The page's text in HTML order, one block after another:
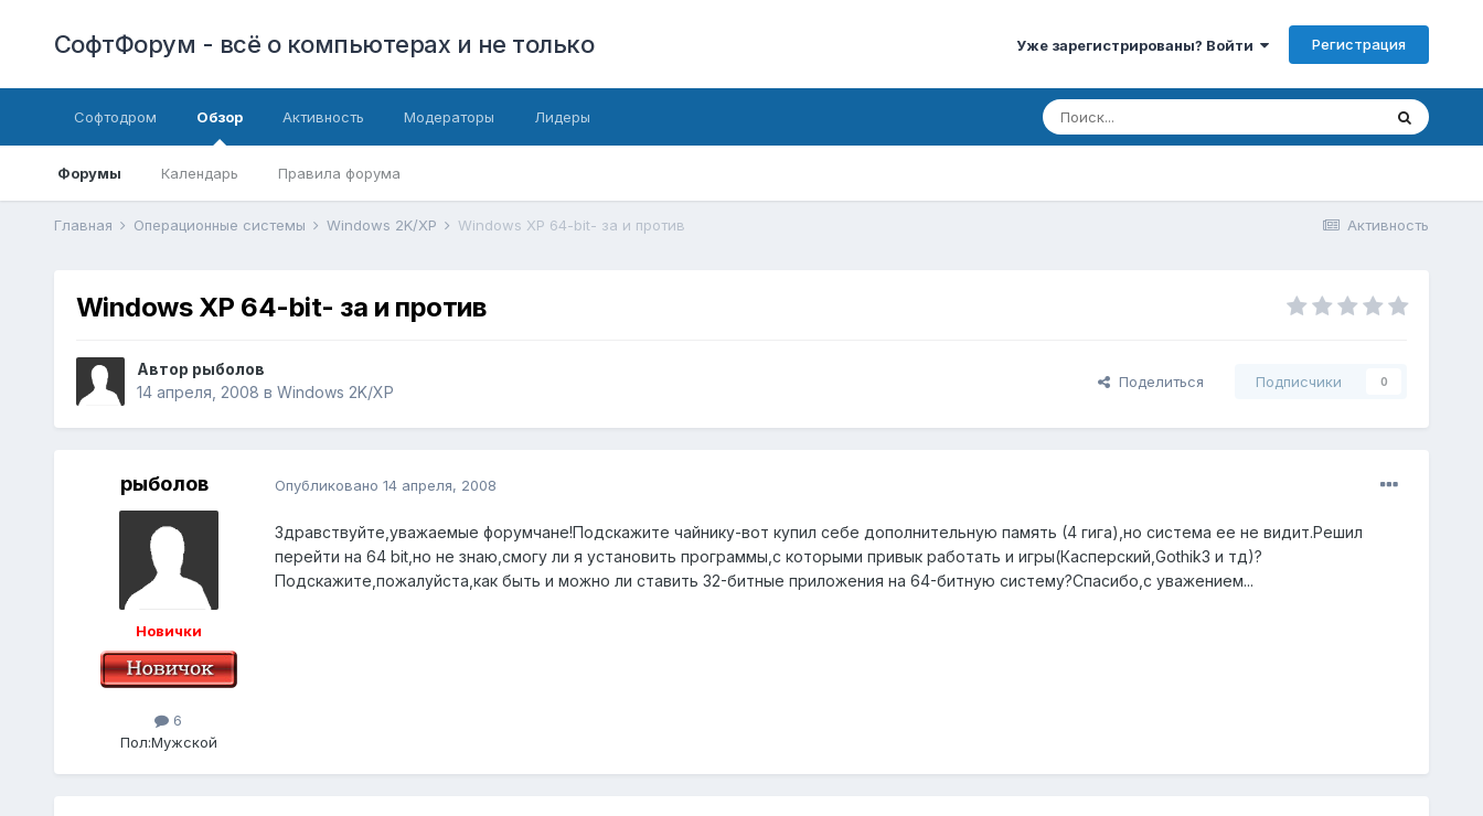
СофтФорум - всё о компьютерах и не только Уже зарегистрированы? Войти Регистрация
Софтодром Обзор
Форумы Календарь Правила форума
Активность Модераторы Лидеры
Активность
Главная Операционные системы Windows 2K/XP Windows XP 64-bit- за и против
Windows XP 64-bit- за и против
Автор рыболов
14 апреля, 2008 в Windows 2K/XP
Поделиться Подписчики 0
рыболов
Новички
6
Пол:Мужской
Опубликовано 14 апреля, 2008
Здравствуйте,уважаемые форумчане!Подскажите чайнику-вот купил себе дополнительную память (4 гига),но система ее не видит.Решил
перейти на 64 bit,но не знаю,смогу ли я установить программы,с которыми привык работать и игры(Касперский,Gothik3 и тд)?
Подскажите,пожалуйста,как быть и можно ли ставить 32-битные приложения на 64-битную систему?Спасибо,с уважением...